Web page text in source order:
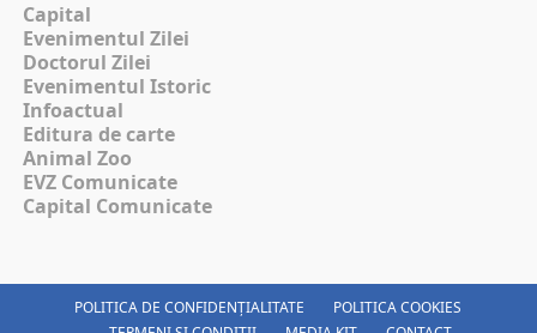
Capital
Evenimentul Zilei
Doctorul Zilei
Evenimentul Istoric
Infoactual
Editura de carte
Animal Zoo
EVZ Comunicate
Capital Comunicate
POLITICA DE CONFIDENȚIALITATE
POLITICA COOKIES